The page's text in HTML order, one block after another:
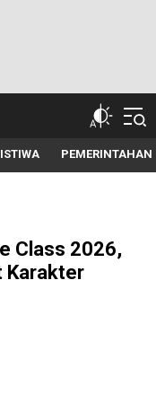
PEMERINTAHAN
Class 2026,
Karakter